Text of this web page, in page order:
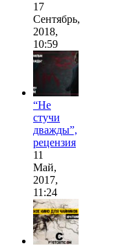
17
Сентябрь,
2018,
10:59
“Не
стучи
дважды”,
рецензия
11
Май,
2017,
11:24